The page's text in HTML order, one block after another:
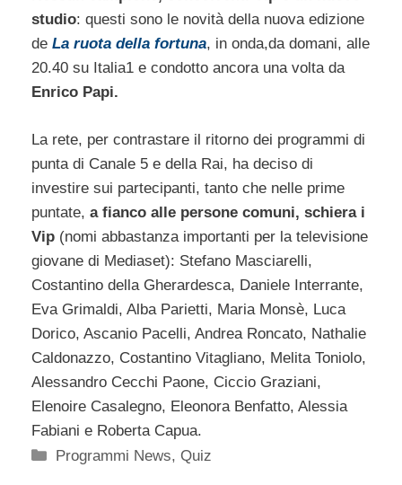
studio: questi sono le novità della nuova edizione
de La ruota della fortuna, in onda,da domani, alle
20.40 su Italia1 e condotto ancora una volta da
Enrico Papi.
La rete, per contrastare il ritorno dei programmi di
punta di Canale 5 e della Rai, ha deciso di
investire sui partecipanti, tanto che nelle prime
puntate, a fianco alle persone comuni, schiera i
Vip (nomi abbastanza importanti per la televisione
giovane di Mediaset): Stefano Masciarelli,
Costantino della Gherardesca, Daniele Interrante,
Eva Grimaldi, Alba Parietti, Maria Monsè, Luca
Dorico, Ascanio Pacelli, Andrea Roncato, Nathalie
Caldonazzo, Costantino Vitagliano, Melita Toniolo,
Alessandro Cecchi Paone, Ciccio Graziani,
Elenoire Casalegno, Eleonora Benfatto, Alessia
Fabiani e Roberta Capua.
Categorie
Programmi News,Quiz